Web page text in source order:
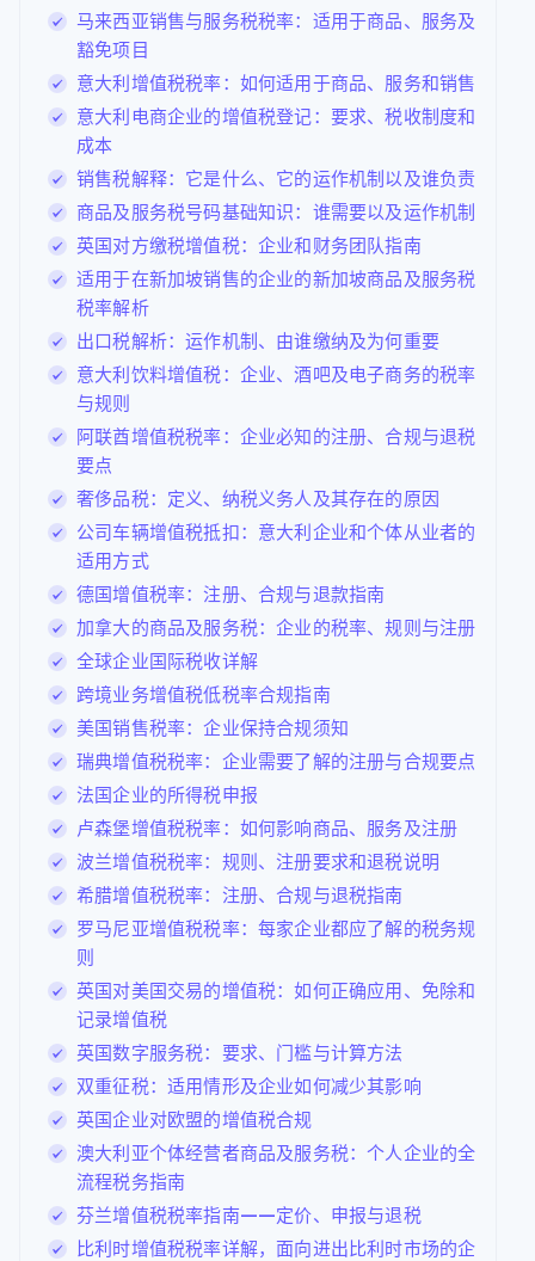
马来西亚销售与服务税税率：适用于商品、服务及
豁免项目
意大利增值税税率：如何适用于商品、服务和销售
意大利电商企业的增值税登记：要求、税收制度和
成本
销售税解释：它是什么、它的运作机制以及谁负责
商品及服务税号码基础知识：谁需要以及运作机制
英国对方缴税增值税：企业和财务团队指南
适用于在新加坡销售的企业的新加坡商品及服务税
税率解析
出口税解析：运作机制、由谁缴纳及为何重要
意大利饮料增值税：企业、酒吧及电子商务的税率
与规则
阿联酋增值税税率：企业必知的注册、合规与退税
要点
奢侈品税：定义、纳税义务人及其存在的原因
公司车辆增值税抵扣：意大利企业和个体从业者的
适用方式
德国增值税率：注册、合规与退款指南
加拿大的商品及服务税：企业的税率、规则与注册
全球企业国际税收详解
跨境业务增值税低税率合规指南
美国销售税率：企业保持合规须知
瑞典增值税税率：企业需要了解的注册与合规要点
法国企业的所得税申报
卢森堡增值税税率：如何影响商品、服务及注册
波兰增值税税率：规则、注册要求和退税说明
希腊增值税税率：注册、合规与退税指南
罗马尼亚增值税税率：每家企业都应了解的税务规
则
英国对美国交易的增值税：如何正确应用、免除和
记录增值税
英国数字服务税：要求、门槛与计算方法
双重征税：适用情形及企业如何减少其影响
英国企业对欧盟的增值税合规
澳大利亚个体经营者商品及服务税：个人企业的全
流程税务指南
芬兰增值税税率指南——定价、申报与退税
比利时增值税税率详解，面向进出比利时市场的企